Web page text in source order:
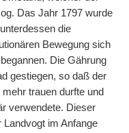
Das Jahr 1797 wurde
die
Bewegung sich
Die Gährung
gestiegen, so daß der
trauen durfte und
verwendete. Dieser
Landvogt im Anfange